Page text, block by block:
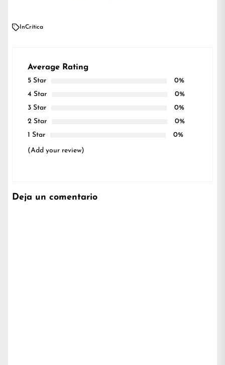
InCrítica
Average Rating
5 Star
0%
4 Star
0%
3 Star
0%
2 Star
0%
1 Star
0%
(Add your review)
Deja un comentario